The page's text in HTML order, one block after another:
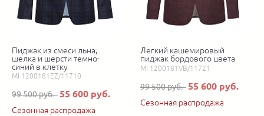
Пиджак из смеси льна,
шелка и шерсти темно-
синий в клетку
MI 1200181EZ/11710
99 500 руб.55 600 руб.
Сезонная распродажа
Легкий кашемировый
пиджак бордового цвета
MI 1200181VB/11721
99 500 руб. 55 600 руб.
Сезонная распродажа